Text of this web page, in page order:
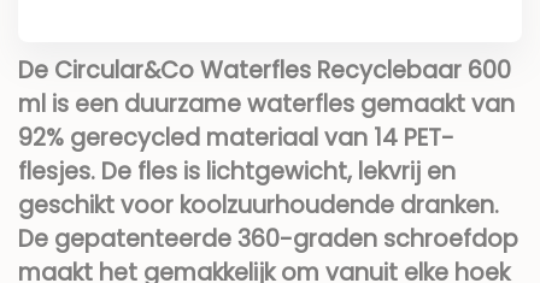
De Circular&Co Waterfles Recyclebaar 600
ml is een duurzame waterfles gemaakt van
92% gerecycled materiaal van 14 PET-
flesjes. De fles is lichtgewicht, lekvrij en
geschikt voor koolzuurhoudende dranken.
De gepatenteerde 360-graden schroefdop
maakt het gemakkelijk om vanuit elke hoek